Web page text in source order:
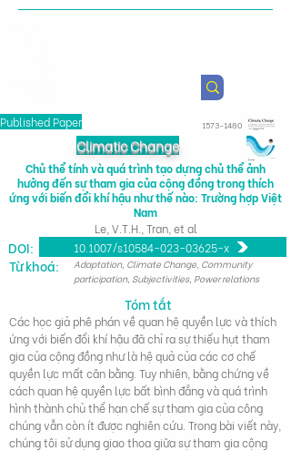
Published Paper 1573-1480
Climatic Change
Chủ thể tính và quá trình tạo dựng chủ thể ảnh
hưởng đến sự tham gia của cộng đồng trong thích
ứng với biến đổi khí hậu như thế nào: Trường hợp Việt
Nam
Le, V.T.H., Tran, et al
10.1007/s10584-023-03625-x
DOI:
Từ khoá:
Adaptation, Climate Change, Community
participation, Subjectivities, Power relations
Tóm tắt
Các học giả phê phán về quan hệ quyền lực và thích
ứng với biến đổi khí hậu đã chỉ ra sự thiếu hụt tham
gia của cộng đồng như là hệ quả của các cơ chế
quyền lực mất cân bằng. Tuy nhiên, bằng chứng về
cách quan hệ quyền lực bất bình đẳng và quá trình
hình thành chủ thể hạn chế sự tham gia của công
chúng vẫn còn ít được nghiên cứu. Trong bài viết này,
chúng tôi sử dụng giao thoa giữa sự tham gia cộng